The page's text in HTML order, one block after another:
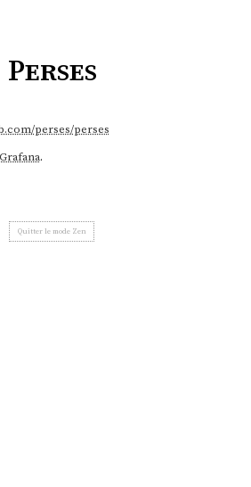
Perses
perses/perses
Grafana.
Quitter le mode Zen